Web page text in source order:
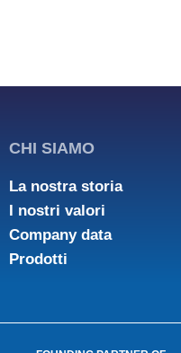
CHI SIAMO
La nostra storia
I nostri valori
Company data
Prodotti